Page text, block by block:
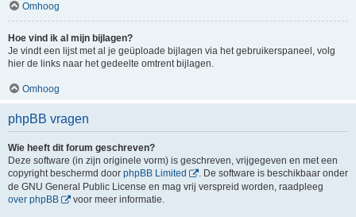
Omhoog
Hoe vind ik al mijn bijlagen?
Je vindt een lijst met al je geüploade bijlagen via het gebruikerspaneel, volg
hier de links naar het gedeelte omtrent bijlagen.
Omhoog
phpBB vragen
Wie heeft dit forum geschreven?
Deze software (in zijn originele vorm) is geschreven, vrijgegeven en met een
copyright beschermd door phpBB Limited
. De software is beschikbaar onder
de GNU General Public License en mag vrij verspreid worden, raadpleeg
over phpBB
voor meer informatie.